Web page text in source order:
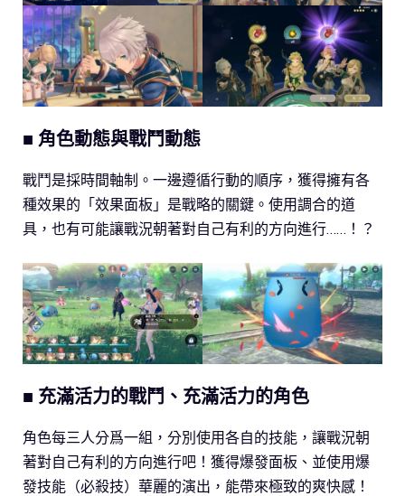
■ 角色動態與戰鬥動態
戰鬥是採時間軸制。一邊遵循行動的順序，獲得擁有各
種效果的「效果面板」是戰略的關鍵。使用調合的道
具，也有可能讓戰況朝著對自己有利的方向進行……！？
■ 充滿活力的戰鬥、充滿活力的角色
角色每三人分爲一組，分別使用各自的技能，讓戰況朝
著對自己有利的方向進行吧！獲得爆發面板、並使用爆
發技能（必殺技）華麗的演出，能帶來極致的爽快感！